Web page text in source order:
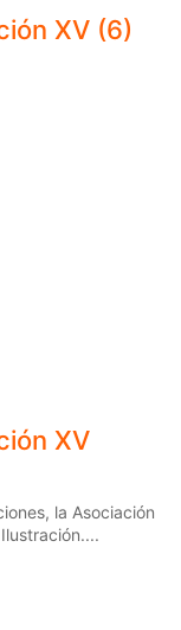
XV (6)
XV
la Asociación